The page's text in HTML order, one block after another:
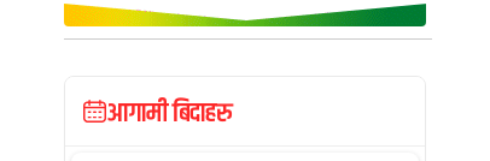
आगामी बिदाहरु